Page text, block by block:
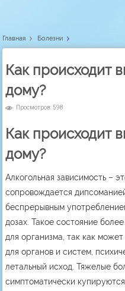
Главная Болезни
Как происходит
дому?
Просмотров: 598
Как происходит
дому?
Алкогольная зависимость –
сопровождается
беспрерывным
дозах. Такое состояние
для организма, так как
для органов и систем,
летальный исход. Тяжелые
симптоматически